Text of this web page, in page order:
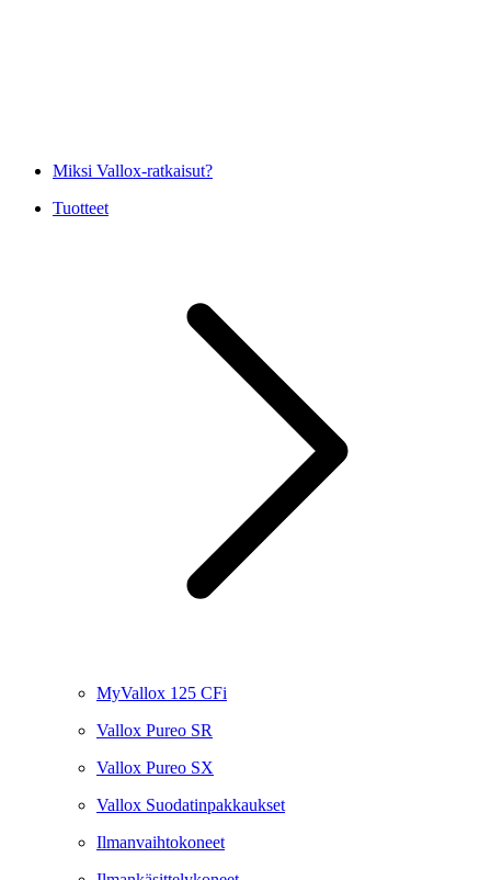
Miksi Vallox-ratkaisut?
Tuotteet
MyVallox 125 CFi
Vallox Pureo SR
Vallox Pureo SX
Vallox Suodatinpakkaukset
Ilmanvaihtokoneet